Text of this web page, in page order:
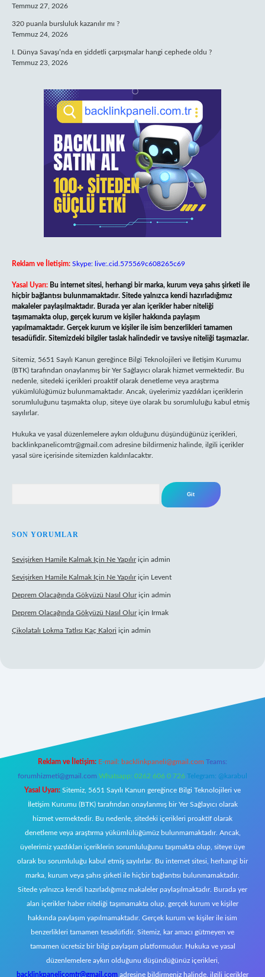
Temmuz 27, 2026
320 puanla bursluluk kazanılır mı ?
Temmuz 24, 2026
I. Dünya Savaşı’nda en şiddetli çarpışmalar hangi cephede oldu ?
Temmuz 23, 2026
Reklam ve İletişim: Skype: live:.cid.575569c608265c69
Yasal Uyarı: Bu internet sitesi, herhangi bir marka, kurum veya şahıs şirketi ile
hiçbir bağlantısı bulunmamaktadır. Sitede yalnızca kendi hazırladığımız
makaleler paylaşılmaktadır. Burada yer alan içerikler haber niteliği
taşımamakta olup, gerçek kurum ve kişiler hakkında paylaşım
yapılmamaktadır. Gerçek kurum ve kişiler ile isim benzerlikleri tamamen
tesadüfidir. Sitemizdeki bilgiler taslak halindedir ve tavsiye niteliği taşımazlar.
Sitemiz, 5651 Sayılı Kanun gereğince Bilgi Teknolojileri ve İletişim Kurumu
(BTK) tarafından onaylanmış bir Yer Sağlayıcı olarak hizmet vermektedir. Bu
nedenle, sitedeki içerikleri proaktif olarak denetleme veya araştırma
yükümlülüğümüz bulunmamaktadır. Ancak, üyelerimiz yazdıkları içeriklerin
sorumluluğunu taşımakta olup, siteye üye olarak bu sorumluluğu kabul etmiş
sayılırlar.
Hukuka ve yasal düzenlemelere aykırı olduğunu düşündüğünüz içerikleri,
backlinkpanelicomtr@gmail.com adresine bildirmeniz halinde, ilgili içerikler
yasal süre içerisinde sitemizden kaldırılacaktır.
SON YORUMLAR
Sevişirken Hamile Kalmak Için Ne Yapılıriçin admin
Sevişirken Hamile Kalmak Için Ne Yapılıriçin Levent
Deprem Olacağında Gökyüzü Nasıl Oluriçin admin
Deprem Olacağında Gökyüzü Nasıl Oluriçin Irmak
Çikolatalı Lokma Tatlısı Kaç Kalori için admin
Reklam ve İletişim: E-mail: backlinkpaneli@gmail.com Teams:
forumhizmeti@gmail.com Whatsapp: 0262 606 0 726 Telegram: @karabul
Yasal Uyarı: Sitemiz, 5651 Sayılı Kanun gereğince Bilgi Teknolojileri ve
İletişim Kurumu (BTK) tarafından onaylanmış bir Yer Sağlayıcı olarak
hizmet vermektedir. Bu nedenle, sitedeki içerikleri proaktif olarak
denetleme veya araştırma yükümlülüğümüz bulunmamaktadır. Ancak,
üyelerimiz yazdıkları içeriklerin sorumluluğunu taşımakta olup, siteye üye
olarak bu sorumluluğu kabul etmiş sayılırlar. Bu internet sitesi, herhangi bir
marka, kurum veya şahıs şirketi ile hiçbir bağlantısı bulunmamaktadır.
Sitede yalnızca kendi hazırladığımız makaleler paylaşılmaktadır. Burada yer
alan içerikler haber niteliği taşımamakta olup, gerçek kurum ve kişiler
hakkında paylaşım yapılmamaktadır. Gerçek kurum ve kişiler ile isim
benzerlikleri tamamen tesadüfidir. Sitemiz, kar amacı gütmeyen ve
tamamen ücretsiz bir bilgi paylaşım platformudur. Hukuka ve yasal
düzenlemelere aykırı olduğunu düşündüğünüz içerikleri,
backlinkpanelicomtr@gmail.com adresine bildirmeniz halinde, ilgili içerikler